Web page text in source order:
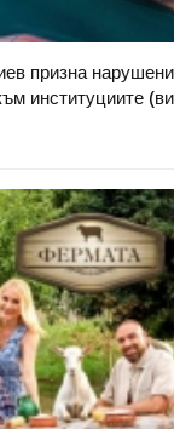
призна
институциите